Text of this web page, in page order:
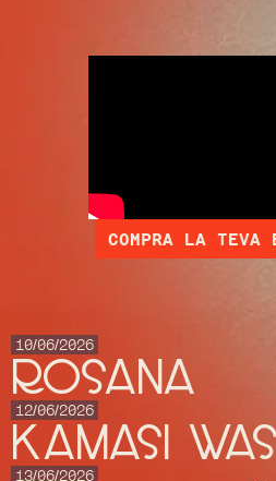
COMPRA LA TEVA
10/06/2026
ROSANA
12/06/2026
KAMASI
13/06/2026